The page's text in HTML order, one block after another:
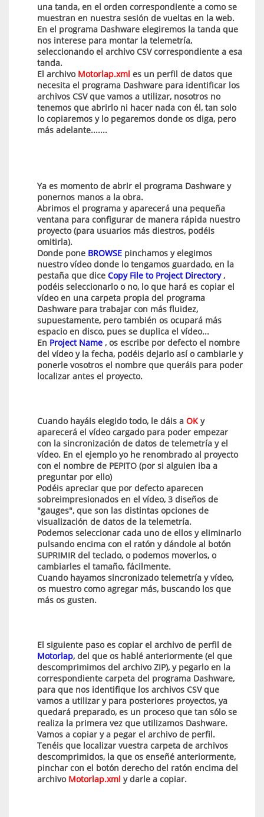
una tanda, en el orden correspondiente a como se
muestran en nuestra sesión de vueltas en la web.
En el programa Dashware elegiremos la tanda que
nos interese para montar la telemetría,
seleccionando el archivo CSV correspondiente a esa
tanda.
El archivo Motorlap.xml es un perfil de datos que
necesita el programa Dashware para identificar los
archivos CSV que vamos a utilizar, nosotros no
tenemos que abrirlo ni hacer nada con él, tan solo
lo copiaremos y lo pegaremos donde os diga, pero
más adelante.......
Ya es momento de abrir el programa Dashware y
ponernos manos a la obra.
Abrimos el programa y aparecerá una pequeña
ventana para configurar de manera rápida nuestro
proyecto (para usuarios más diestros, podéis
omitirla).
Donde pone BROWSE pinchamos y elegimos
nuestro vídeo donde lo tengamos guardado, en la
pestaña que dice Copy File to Project Directory,
podéis seleccionarlo o no, lo que hará es copiar el
vídeo en una carpeta propia del programa
Dashware para trabajar con más fluidez,
supuestamente, pero también os ocupará más
espacio en disco, pues se duplica el vídeo...
En Project Name , os escribe por defecto el nombre
del vídeo y la fecha, podéis dejarlo así o cambiarle y
ponerle vosotros el nombre que queráis para poder
localizar antes el proyecto.
Cuando hayáis elegido todo, le dáis a OKy
aparecerá el vídeo cargado para poder empezar
con la sincronización de datos de telemetría y el
vídeo. En el ejemplo yo he renombrado al proyecto
con el nombre de PEPITO (por si alguien iba a
preguntar por ello)
Podéis apreciar que por defecto aparecen
sobreimpresionados en el vídeo, 3 diseños de
"gauges", que son las distintas opciones de
visualización de datos de la telemetría.
Podemos seleccionar cada uno de ellos y eliminarlo
pulsando encima con el ratón y dándole al botón
SUPRIMIR del teclado, o podemos moverlos, o
cambiarles el tamaño, fácilmente.
Cuando hayamos sincronizado telemetría y vídeo,
os muestro como agregar más, buscando los que
más os gusten.
El siguiente paso es copiar el archivo de perfil de
Motorlap, del que os hablé anteriormente (el que
descomprimimos del archivo ZIP), y pegarlo en la
correspondiente carpeta del programa Dashware,
para que nos identifique los archivos CSV que
vamos a utilizar y para posteriores proyectos, ya
quedará preparado, es un proceso que tan sólo se
realiza la primera vez que utilizamos Dashware.
Vamos a copiar y a pegar el archivo de perfil.
Tenéis que localizar vuestra carpeta de archivos
descomprimidos, la que os enseñé anteriormente,
pinchar con el botón derecho del ratón encima del
archivo Motorlap.xml y darle a copiar.